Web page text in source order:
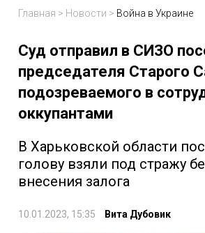
Главная > Новости > Война в Украине
Суд отправил в СИЗО
председателя Старого
подозреваемого в
оккупантами
В Харьковской области
голову взяли под стражу
внесения залога
10.01.2023, 15:35 Вита Дубовик